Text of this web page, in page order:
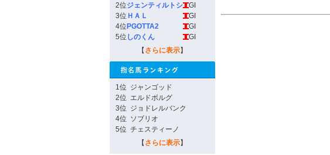
2位ジェンティルトシ
GI
3位 ＨＡＬ
GI
4位 PGOTTA2
GI
5位 しのくん
GI
【 さらに表示】
1位 ジャンゴッド
2位 エルドボルグ
3位 ジョドレルバンク
4位 ソブリオ
5位 チェスティーノ
【 さらに表示】